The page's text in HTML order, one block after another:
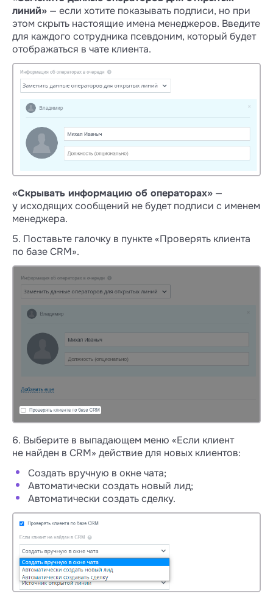
В Открытой линии сохраняются только
входящие сообщения без указания
авторов. Исходящие сообщения,
отправленные из мессенджера,
не подтягиваются в ОЛ. А если написать
в группу из Открытой линии, сообщение
не уйдёт.
В чатах Wazzup можно переписываться
в групповых чатах, а ещё создавать группы
в WhatsApp.
Чаты Wazzup удобнее для отделов
продаж, а Открытые линии — для
поддержки
При работе в чатах Wazzup каждый
продавец видит диалоги только с теми
клиентами, за которых он назначен
ответственным в CRM. Это помогает
менеджерам не теряться в чатах коллег.
автоматически переходит к другому
продавцу.
В Открытых линиях можно передавать
диалог прямо в чате и без смены
ответственного. Такой вариант подходит
для сотрудников поддержки, которые
не ведут CRM и работают с потоком
Wazzup проще настроить
И в Wazzup, и в Открытой линии есть
линий» — если хотите показывать подписи, но при
этом скрыть настоящие имена менеджеров. Введите
для каждого сотрудника псевдоним, который будет
отображаться в чате клиента.
«Скрывать информацию об операторах» —
у исходящих сообщений не будет подписи с именем
менеджера.
5. Поставьте галочку в пункте «Проверять клиента
по базе CRM».
6. Выберите в выпадающем меню «Если клиент
не найден в CRM» действие для новых клиентов:
Создать вручную в окне чата;
Автоматически создать новый лид;
Автоматически создать сделку.